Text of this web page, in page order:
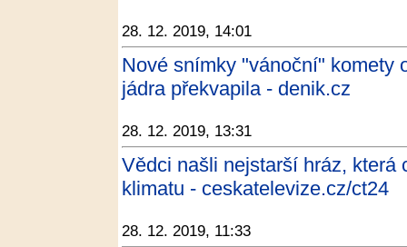
28. 12. 2019, 14:01
Nové snímky "vánoční" komety
jádra překvapila - denik.cz
28. 12. 2019, 13:31
Vědci našli nejstarší hráz, která
klimatu - ceskatelevize.cz/ct24
28. 12. 2019, 11:33